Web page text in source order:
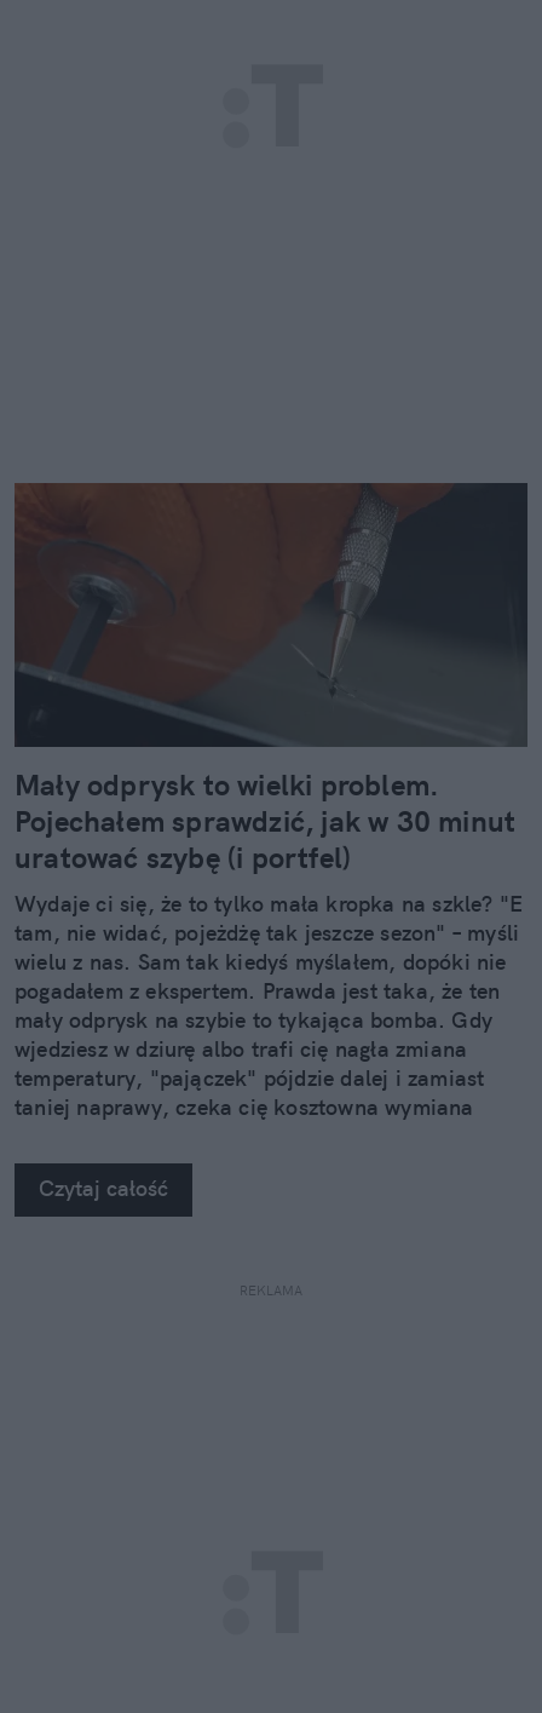
Mały odprysk to wielki problem.
Pojechałem sprawdzić, jak w 30 minut
uratować szybę (i portfel)
Wydaje ci się, że to tylko mała kropka na szkle? "E
tam, nie widać, pojeżdżę tak jeszcze sezon" – myśli
wielu z nas. Sam tak kiedyś myślałem, dopóki nie
pogadałem z ekspertem. Prawda jest taka, że ten
mały odprysk na szybie to tykająca bomba. Gdy
wjedziesz w dziurę albo trafi cię nagła zmiana
temperatury, "pajączek" pójdzie dalej i zamiast
taniej naprawy, czeka cię kosztowna wymiana
na własne oczy zobaczyć, jak profesjonaliści radzą
sobie z takimi uszkodzeniami.
Czytaj całość
REKLAMA